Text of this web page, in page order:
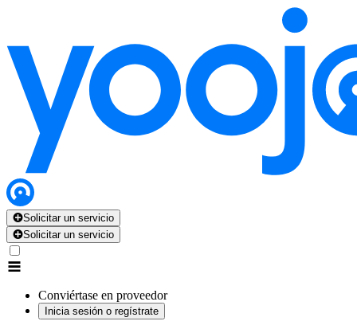
Solicitar un servicio
Solicitar un servicio
Conviértase en proveedor
Inicia sesión o regístrate